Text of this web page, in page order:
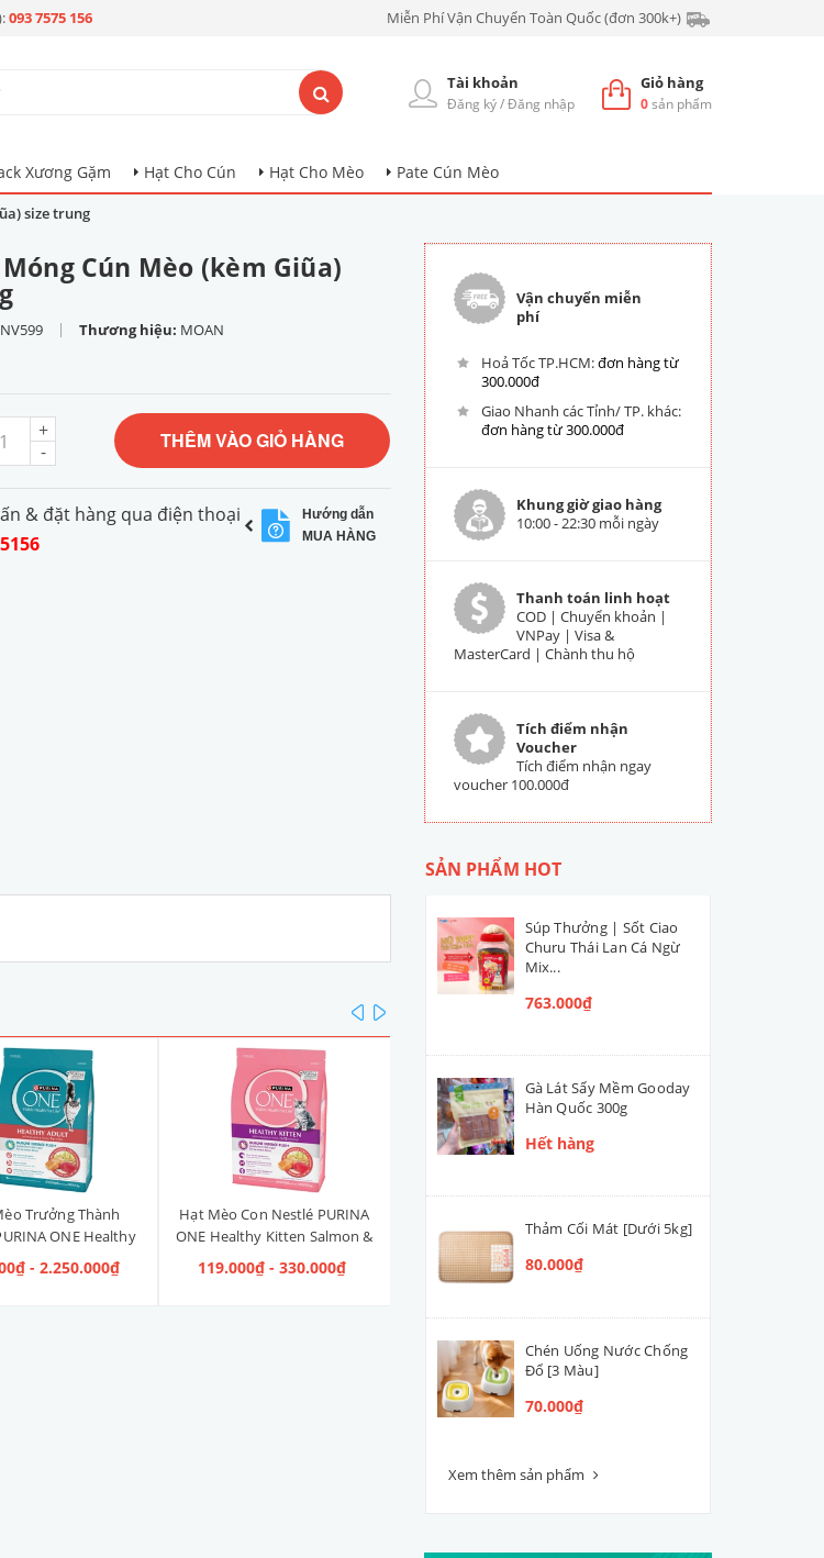
093 7575 156 Miễn Phí Vận Chuyển Toàn Quốc (đơn 300k+)
Giỏ hàng
0sản phẩm
Tài khoản
Đăng ký/Đăng nhập
Xương Gặm Hạt Cho Cún Hạt Cho Mèo Pate Cún Mèo
size trung
Cún Mèo (kèm Giũa)
| Thương hiệu: MOAN
-
+ THÊM VÀO GIỎ HÀNG
& đặt hàng qua điện thoại
Hướng dẫn
MUA HÀNG
Vận chuyển miễn
phí
Hoả Tốc TP.HCM:đơn hàng từ
300.000đ
Giao Nhanh các Tỉnh/ TP. khác:
đơn hàng từ 300.000đ
Khung giờ giao hàng
10:00 - 22:30 mỗi ngày
Thanh toán linh hoạt
COD | Chuyển khoản |
VNPay | Visa &
MasterCard | Chành thu hộ
Tích điểm nhận
Voucher
Tích điểm nhận ngay
voucher 100.000đ
Trưởng Thành
ONE Healthy
& Tuna [Vị Cá
& Cá Ngừ]
- 2.250.000₫
Hạt Mèo Con Nestlé PURINA
ONE Healthy Kitten Salmon &
Tuna [Vị Cá Hồi & Cá Ngừ]
119.000₫ - 330.000₫
ONE Healthy Kitten [Vị Gà]
109.000₫ - 300.000₫
Ruột Cún Mèo
prev
SẢN PHẨM HOT
Súp Thưởng | Sốt Ciao
Churu Thái Lan Cá Ngừ
Mix...
763.000₫
Gà Lát Sấy Mềm Gooday
Hàn Quốc 300g
Hết hàng
Thảm Cối Mát [Dưới 5kg]
80.000₫
Chén Uống Nước Chống
Đổ [3 Màu]
70.000₫
Xem thêm sản phẩm